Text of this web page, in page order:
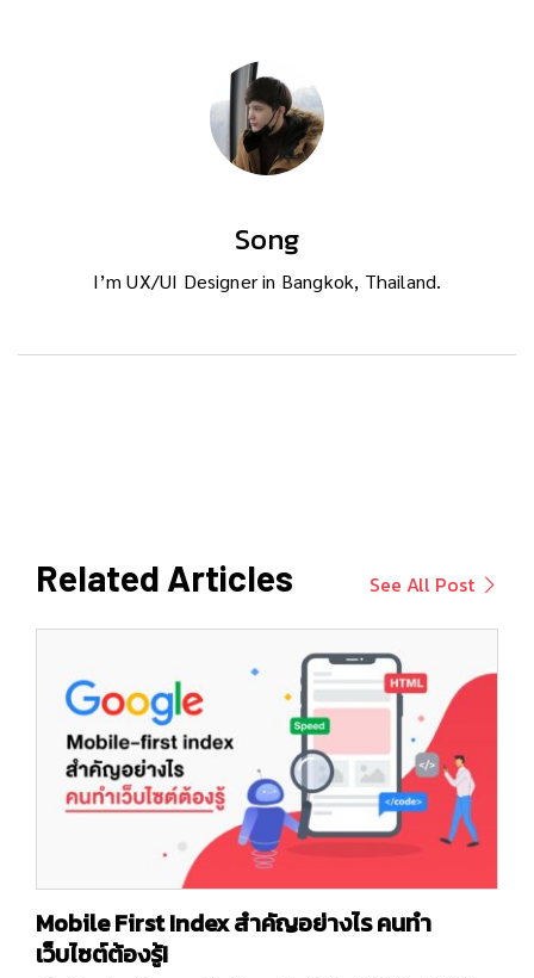
Song
I’m UX/UI Designer in Bangkok, Thailand.
Related Articles See All Post
Mobile First Index สำคัญอย่างไร คนทำ
เว็บไซต์ต้องรู้!